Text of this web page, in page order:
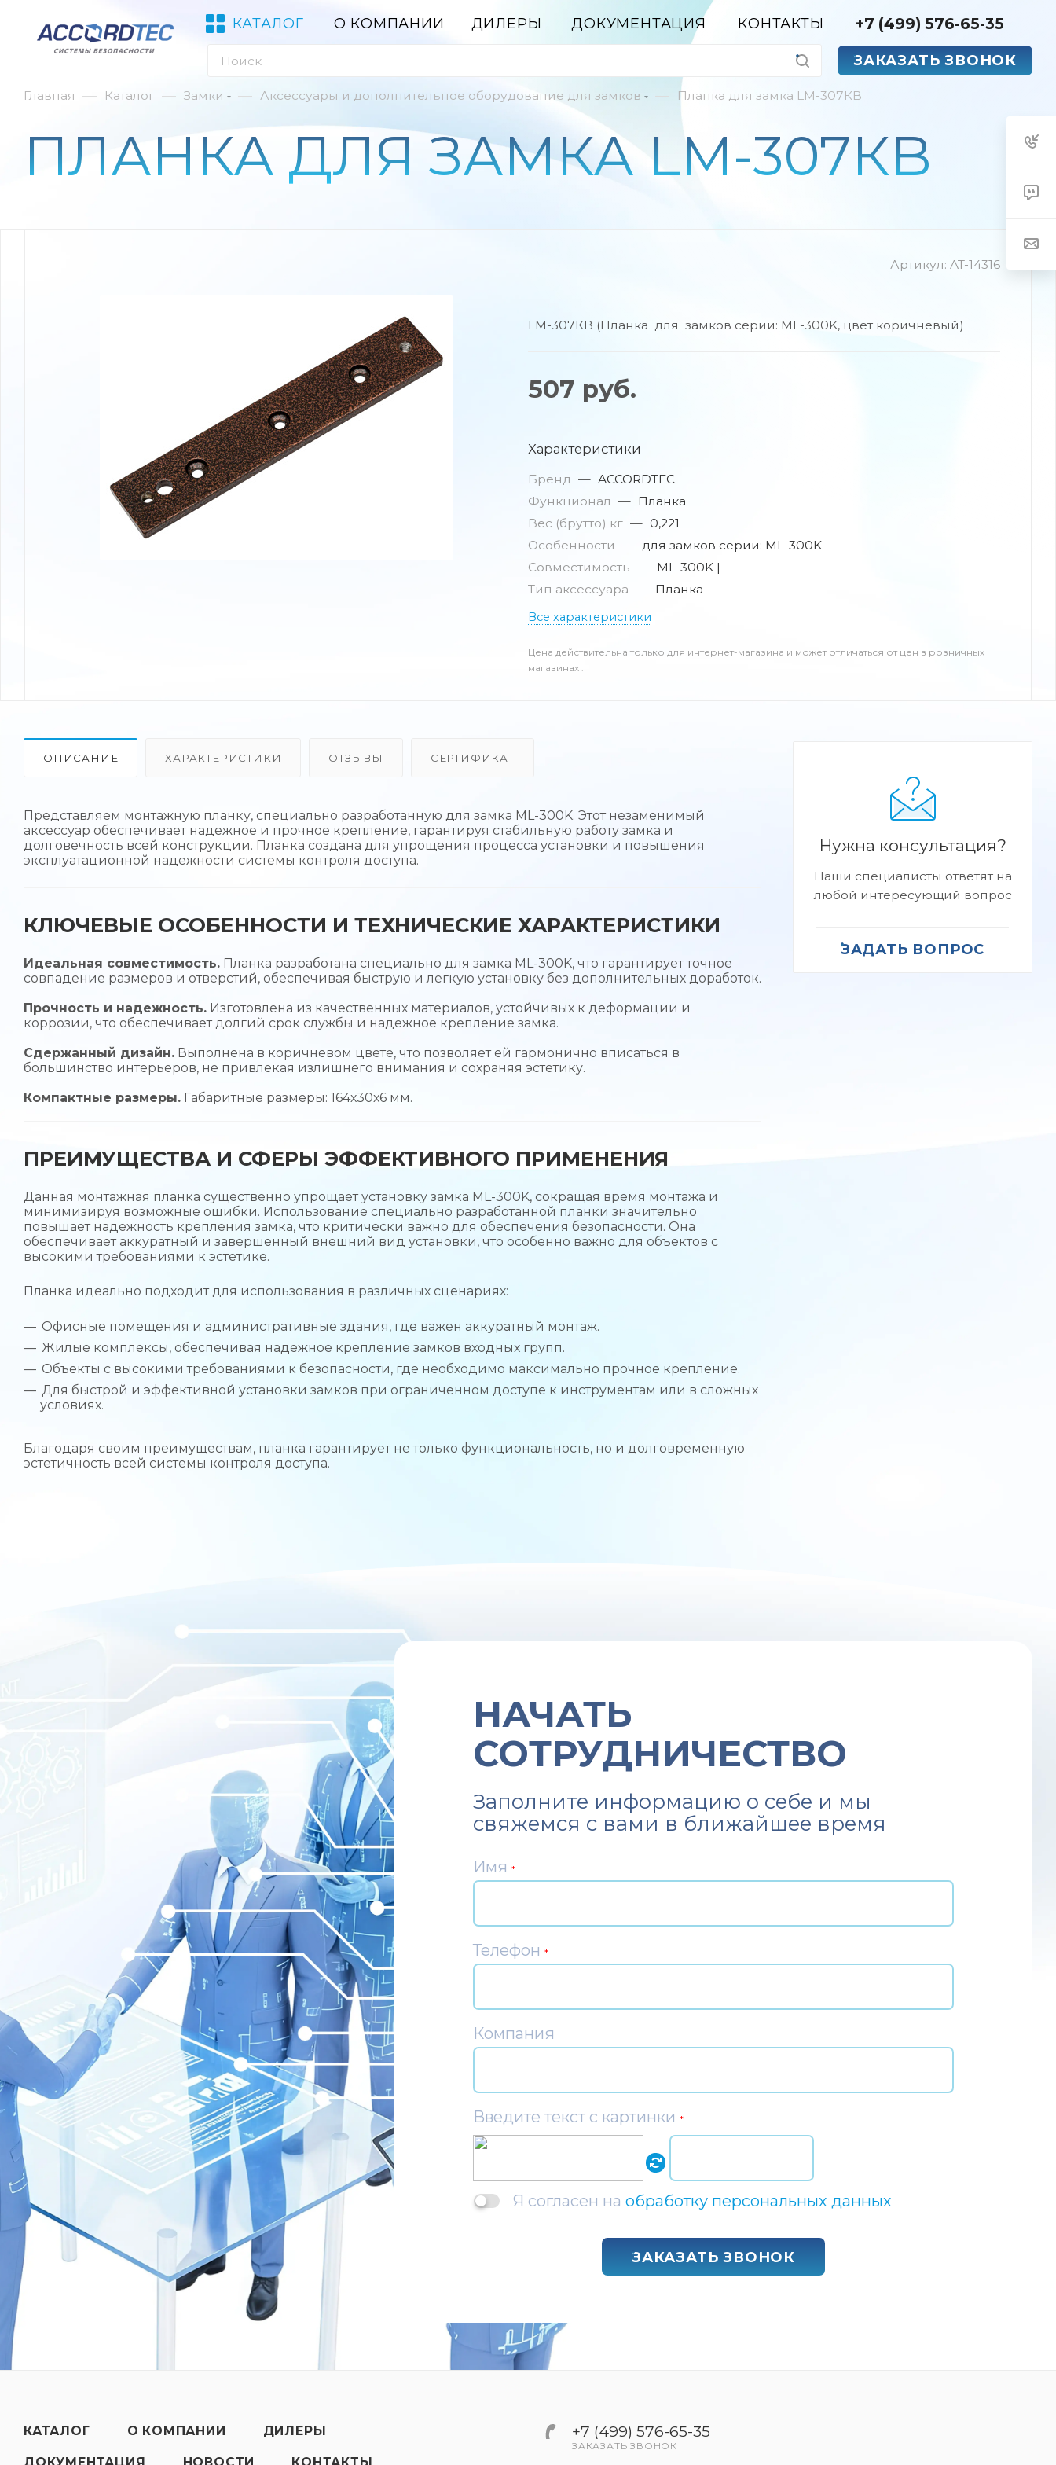
+7 (499) 576-65-35
ЗАКАЗАТЬ ЗВОНОК
КАТАЛОГ О КОМПАНИИ ДИЛЕРЫ ДОКУМЕНТАЦИЯ КОНТАКТЫ
Главная — Каталог — Замки — Аксессуары и дополнительное оборудование для замков — Планка для замка LM-307КB
ПЛАНКА ДЛЯ ЗАМКА LM-307КB
Артикул: AT-14316
LM-307КB (Планка для замков серии: ML-300K, цвет коричневый)
507 руб.
Характеристики
Бренд — ACCORDTEC
Функционал — Планка
Вес (брутто) кг — 0,221
Особенности — для замков серии: ML-300K
Совместимость — ML-300K |
Тип аксессуара — Планка
Все характеристики
Цена действительна только для интернет-магазина и может отличаться от цен в розничных
магазинах .
ОПИСАНИЕ ХАРАКТЕРИСТИКИ ОТЗЫВЫ СЕРТИФИКАТ
Представляем монтажную планку, специально разработанную для замка ML-300K. Этот незаменимый
аксессуар обеспечивает надежное и прочное крепление, гарантируя стабильную работу замка и
долговечность всей конструкции. Планка создана для упрощения процесса установки и повышения
эксплуатационной надежности системы контроля доступа.
КЛЮЧЕВЫЕ ОСОБЕННОСТИ И ТЕХНИЧЕСКИЕ ХАРАКТЕРИСТИКИ
Идеальная совместимость. Планка разработана специально для замка ML-300K, что гарантирует точное
совпадение размеров и отверстий, обеспечивая быструю и легкую установку без дополнительных доработок.
Прочность и надежность. Изготовлена из качественных материалов, устойчивых к деформации и
коррозии, что обеспечивает долгий срок службы и надежное крепление замка.
Сдержанный дизайн. Выполнена в коричневом цвете, что позволяет ей гармонично вписаться в
большинство интерьеров, не привлекая излишнего внимания и сохраняя эстетику.
Компактные размеры. Габаритные размеры: 164х30х6 мм.
ПРЕИМУЩЕСТВА И СФЕРЫ ЭФФЕКТИВНОГО ПРИМЕНЕНИЯ
Данная монтажная планка существенно упрощает установку замка ML-300K, сокращая время монтажа и
минимизируя возможные ошибки. Использование специально разработанной планки значительно
повышает надежность крепления замка, что критически важно для обеспечения безопасности. Она
обеспечивает аккуратный и завершенный внешний вид установки, что особенно важно для объектов с
высокими требованиями к эстетике.
Планка идеально подходит для использования в различных сценариях:
Офисные помещения и административные здания, где важен аккуратный монтаж.
Жилые комплексы, обеспечивая надежное крепление замков входных групп.
Объекты с высокими требованиями к безопасности, где необходимо максимально прочное крепление.
Для быстрой и эффективной установки замков при ограниченном доступе к инструментам или в сложных
условиях.
Благодаря своим преимуществам, планка гарантирует не только функциональность, но и долговременную
эстетичность всей системы контроля доступа.
Нужна консультация?
Наши специалисты ответят на
любой интересующий вопрос
ЗАДАТЬ ВОПРОС
НАЧАТЬ
СОТРУДНИЧЕСТВО
Заполните информацию о себе и мы
свяжемся с вами в ближайшее время
Имя *
Телефон *
Компания
Введите текст с картинки *
Я согласен на обработку персональных данных
ЗАКАЗАТЬ ЗВОНОК
КАТАЛОГ О КОМПАНИИ ДИЛЕРЫ +7 (499) 576-65-35
ЗАКАЗАТЬ ЗВОНОК